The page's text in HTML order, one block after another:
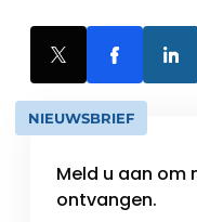
NIEUWSBRIEF
Meld u aan om
ontvangen.